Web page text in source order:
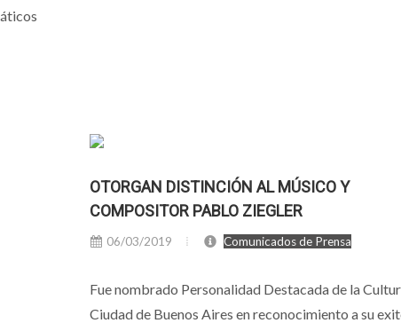
OTORGAN DISTINCIÓN AL MÚSICO Y
COMPOSITOR PABLO ZIEGLER
06/03/2019 Comunicados de Prensa
Fue nombrado Personalidad Destacada de la
Ciudad de Buenos Aires en reconocimiento a su